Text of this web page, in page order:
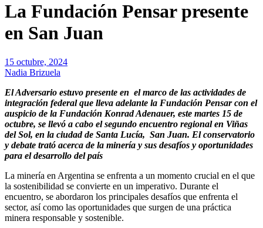
La Fundación Pensar presente
en San Juan
15 octubre, 2024
Nadia Brizuela
El Adversario estuvo presente en el marco de las actividades de
integración federal que lleva adelante la Fundación Pensar con el
auspicio de la Fundación Konrad Adenauer, este martes 15 de
octubre, se llevó a cabo el segundo encuentro regional en Viñas
del Sol, en la ciudad de Santa Lucía, San Juan. El conservatorio
y debate trató acerca de la minería y sus desafíos y oportunidades
para el desarrollo del país
La minería en Argentina se enfrenta a un momento crucial en el que
la sostenibilidad se convierte en un imperativo. Durante el
encuentro, se abordaron los principales desafíos que enfrenta el
sector, así como las oportunidades que surgen de una práctica
minera responsable y sostenible.